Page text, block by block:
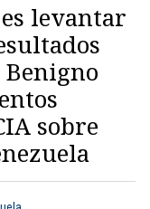
levantar
Benigno
sobre